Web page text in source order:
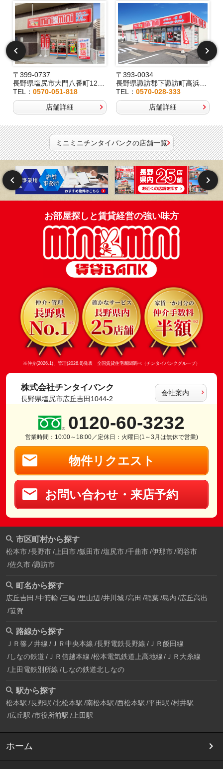
〒399-0737
長野県塩尻市大門八番町12-29
TEL： 0570-051-818
店舗詳細
〒393-0034
長野県諏訪郡下諏訪町高浜6191-3
TEL：0570-028-333
店舗詳細
ミニミニチンタイバンクの店舗一覧
お部屋探しと賃貸経営の強い味方
※仲介(2026.1)、管理(2026.8)発表 全国賃貸住宅新聞調べ（チンタイバンクグループ）
株式会社チンタイバンク
長野県塩尻市広丘吉田1044-2
会社案内
0120-60-3232
営業時間：10:00～18:00／定休日：火曜日(1～3月は無休で営業)
物件リクエスト
お問い合わせ・来店予約
市区町村から探す
松本市 長野市 上田市 飯田市 塩尻市 千曲市 伊那市 岡谷市
佐久市 諏訪市
町名から探す
広丘吉田 中箕輪 三輪 里山辺 井川城 高田 稲葉 島内 広丘高出
笹賀
路線から探す
ＪＲ篠ノ井線 ＪＲ中央本線 長野電鉄長野線 ＪＲ飯田線
しなの鉄道 ＪＲ信越本線 松本電気鉄道上高地線
ＪＲ大糸線
上田電鉄別所線 しなの鉄道北しなの
駅から探す
松本駅 長野駅 北松本駅 南松本駅 西松本駅 平田駅 村井駅
広丘駅 市役所前駅 上田駅
ホーム